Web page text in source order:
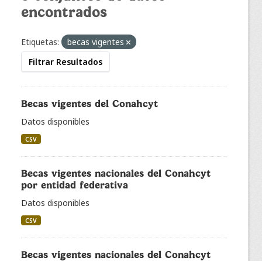
encontrados
Etiquetas:
becas vigentes
Filtrar Resultados
Becas vigentes del Conahcyt
Datos disponibles
CSV
Becas vigentes nacionales del Conahcyt
por entidad federativa
Datos disponibles
CSV
Becas vigentes nacionales del Conahcyt